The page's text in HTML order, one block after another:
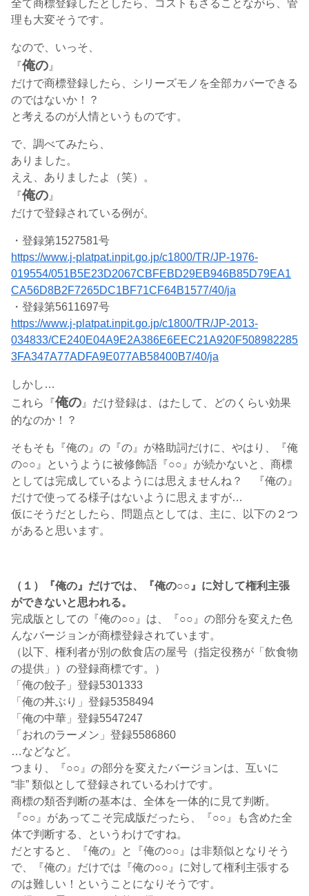
全て商標登録したとしたら、コストもさることながら、管
理も大変そうです。
なので、いっそ、
『俺の 』
だけで商標登録したら、シリーズモノを全部カバーできる
のではないか！？
と考えるのが人情というものです。
で、調べてみたら、
ありました。
ええ、ありましたよ（笑）。
『俺の 』
だけで登録されている例が。
・登録第1527581号
https://www.j-platpat.inpit.go.jp/c1800/TR/JP-1976-
019554/051B5E23D2067CBFEBD29EB946B85D79EA1
CA56D8B2F7265DC1BF71CF64B1577/40/ja
・登録第5611697号
https://www.j-platpat.inpit.go.jp/c1800/TR/JP-2013-
034833/CE240E04A9E2A386E6EEC21A920F508982285
3FA347A77ADFA9E077AB58400B7/40/ja
しかし…
これら『俺の 』だけ登録は、はたして、どのくらい効果
的なのか！？
そもそも『俺の』の『の』が格助詞だけに、やはり、『俺
の○○』というように被修飾語『○○』が続かないと、商標
としては完成しているようには思えませんね？ 『俺の』
だけで使ってる様子はないように思えますが…
仮にそうだとしたら、問題点としては、主に、以下の２つ
があると思います。
（１）『俺の』だけでは、『俺の○○』に対して権利主張
ができないと思われる。
完成版としての『俺の○○』は、『○○』の部分を変えた色
んなバージョンが商標登録されています。
（以下、権利者が別の飲食店の屋号（指定役務が「飲食物
の提供」）の登録商標です。）
「俺の餃子」登録5301333
「俺の丼ぶり」登録5358494
「俺の中華」登録5547247
「おれのラーメン」登録5586860
…などなど。
つまり、『○○』の部分を変えたバージョンは、互いに
“非” 類似として登録されているわけです。
商標の類否判断の基本は、全体を一体的に見て判断。
『○○』があってこそ完成版だったら、『○○』も含めた全
体で判断する、というわけですね。
だとすると、『俺の』と『俺の○○』は非類似となりそう
で、『俺の』だけでは『俺の○○』に対して権利主張する
のは難しい！ということになりそうです。